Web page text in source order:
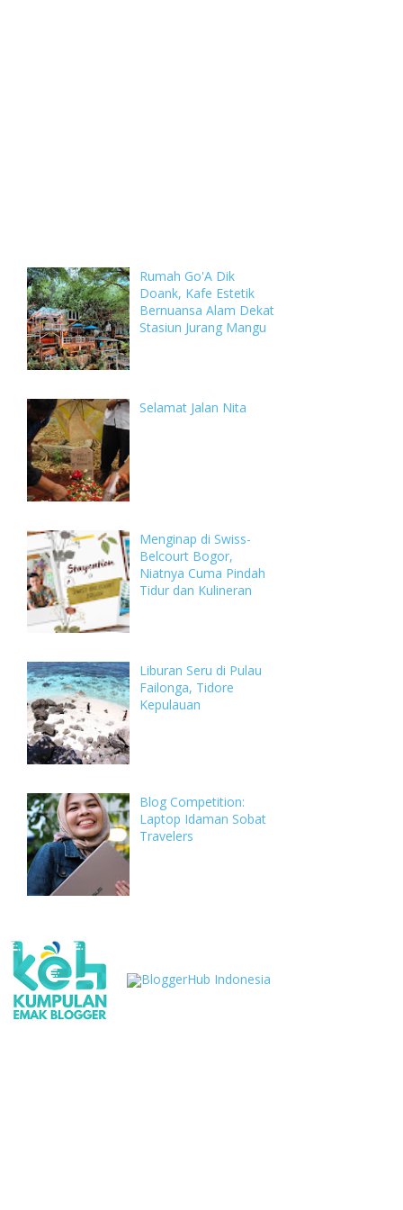
Rumah Go'A Dik
Doank, Kafe Estetik
Bernuansa Alam Dekat
Stasiun Jurang Mangu
Selamat Jalan Nita
Menginap di Swiss-
Belcourt Bogor,
Niatnya Cuma Pindah
Tidur dan Kulineran
Liburan Seru di Pulau
Failonga, Tidore
Kepulauan
Blog Competition:
Laptop Idaman Sobat
Travelers